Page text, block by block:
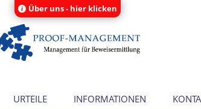
URTEILE INFORMATIONEN
Über uns - hier klicken